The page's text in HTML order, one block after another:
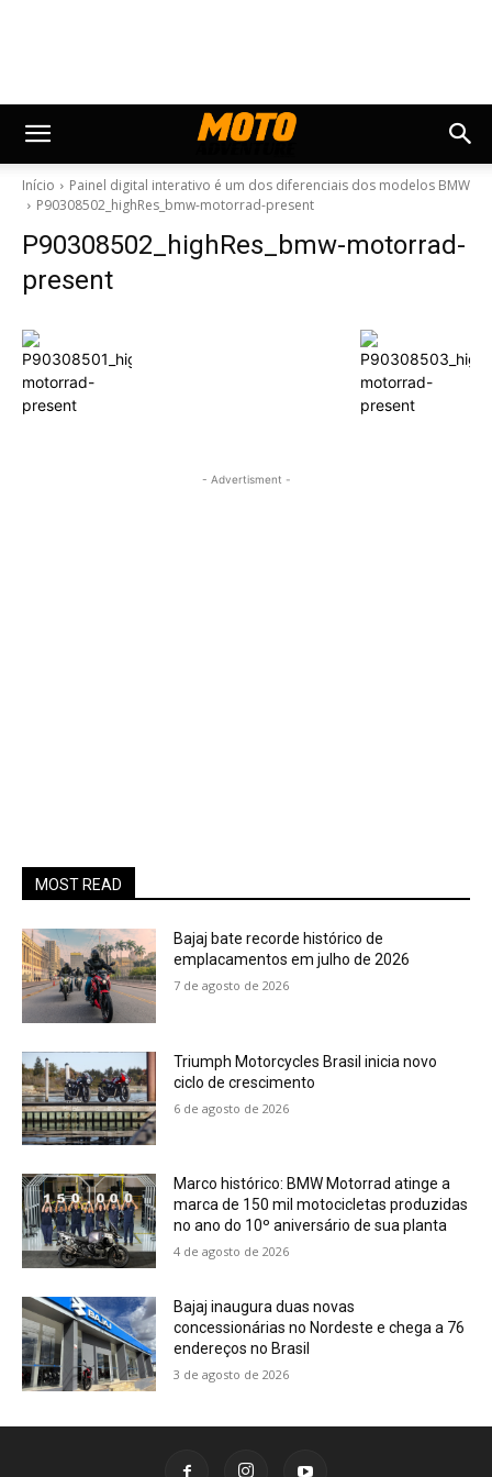
Início
Painel digital interativo é um dos diferenciais dos modelos BMW
P90308502_highRes_bmw-motorrad-present
P90308502_highRes_bmw-motorrad-
present
- Advertisment -
MOST READ
Bajaj bate recorde histórico de
emplacamentos em julho de 2026
7 de agosto de 2026
Triumph Motorcycles Brasil inicia novo
ciclo de crescimento
6 de agosto de 2026
Marco histórico: BMW Motorrad atinge a
marca de 150 mil motocicletas produzidas
no ano do 10º aniversário de sua planta
4 de agosto de 2026
Bajaj inaugura duas novas
concessionárias no Nordeste e chega a 76
endereços no Brasil
3 de agosto de 2026